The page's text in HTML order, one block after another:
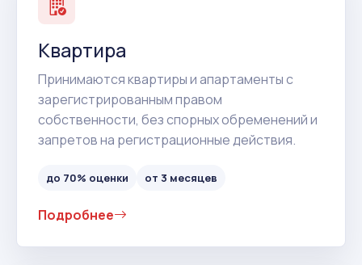
Квартира
Принимаются квартиры и апартаменты с
зарегистрированным правом
собственности, без спорных обременений и
запретов на регистрационные действия.
до 70% оценки от 3 месяцев
Подробнее